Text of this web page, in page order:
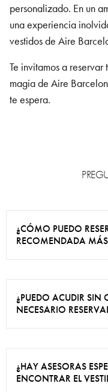
personalizado. En un
una experiencia
vestidos de Aire
Te invitamos a
magia de Aire
te espera.
¿CÓMO PUEDO
RECOMENDADA
¿PUEDO ACUDIR SIN
NECESARIO
¿HAY ASESORAS
ENCONTRAR EL